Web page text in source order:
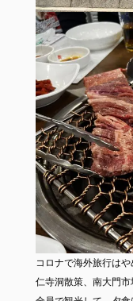
コロナで海外旅行は
仁寺洞散策、南大門